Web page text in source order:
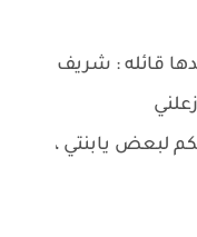
قائله : شريف
لبعض يابنتي ،